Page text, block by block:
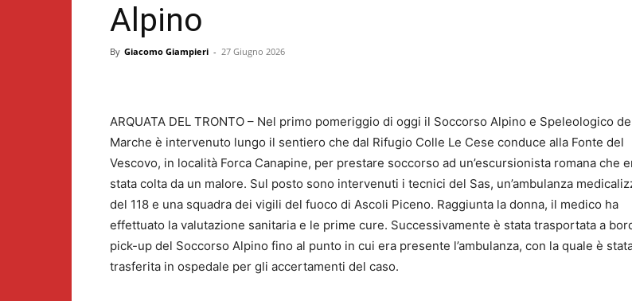
Alpino
By Giacomo Giampieri - 27 Giugno 2026
ARQUATA DEL TRONTO – Nel primo pomeriggio di oggi il Soccorso Alpino e Speleologico
Marche è intervenuto lungo il sentiero che dal Rifugio Colle Le Cese conduce alla Fonte del
Vescovo, in località Forca Canapine, per prestare soccorso ad un’escursionista romana che
stata colta da un malore. Sul posto sono intervenuti i tecnici del Sas, un’ambulanza
del 118 e una squadra dei vigili del fuoco di Ascoli Piceno. Raggiunta la donna, il medico ha
effettuato la valutazione sanitaria e le prime cure. Successivamente è stata trasportata a
pick-up del Soccorso Alpino fino al punto in cui era presente l’ambulanza, con la quale è
trasferita in ospedale per gli accertamenti del caso.